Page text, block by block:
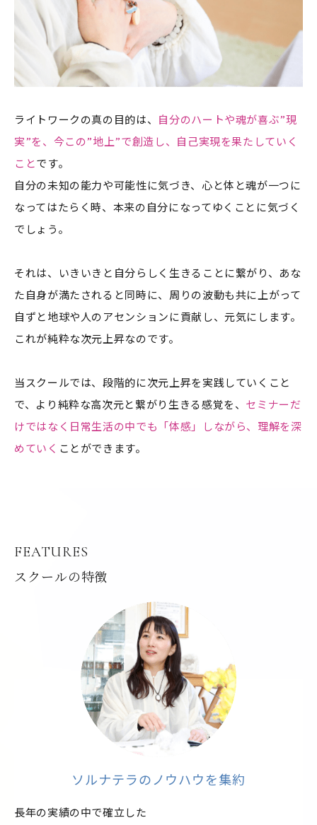
ライトワークの真の目的は、 自分のハートや魂が喜ぶ”現
実”を、今この”地上”で創造し、自己実現を果たしていく
ことです。
自分の未知の能力や可能性に気づき、心と体と魂が一つに
なってはたらく時、本来の自分になってゆくことに気づく
でしょう。
それは、いきいきと自分らしく生きることに繋がり、あな
た自身が満たされると同時に、周りの波動も共に上がって
自ずと地球や人のアセンションに貢献し、元気にします。
これが純粋な次元上昇なのです。
当スクールでは、段階的に次元上昇を実践していくこと
で、より純粋な高次元と繋がり生きる感覚を、 セミナーだ
けではなく日常生活の中でも「体感」しながら、理解を深
めていく ことができます。
FEATURES
スクールの特徴
ソルナテラのノウハウを集約
長年の実績の中で確立した